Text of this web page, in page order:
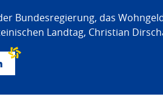
Bundesregierung, das
Landtag, Christian